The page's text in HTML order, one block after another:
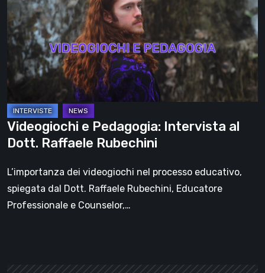
Intervista
al
Dott.
Raffaele
Rubechini
Videogiochi e Pedagogia: Intervista al
Dott. Raffaele Rubechini
L’importanza dei videogiochi nel processo educativo,
spiegata dal Dott. Raffaele Rubechini, Educatore
Professionale e Counselor,…